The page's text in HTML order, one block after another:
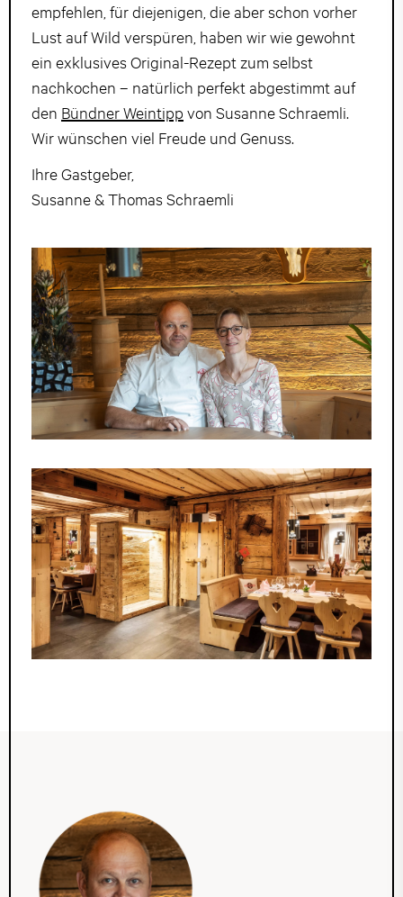
empfehlen, für diejenigen, die aber schon vorher
Lust auf Wild verspüren, haben wir wie gewohnt
ein exklusives Original-Rezept zum selbst
nachkochen – natürlich perfekt abgestimmt auf
den Bündner Weintipp von Susanne Schraemli.
Wir wünschen viel Freude und Genuss.
Ihre Gastgeber,
Susanne & Thomas Schraemli